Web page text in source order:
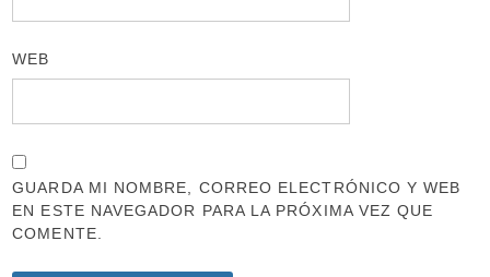
WEB
GUARDA MI NOMBRE, CORREO ELECTRÓNICO Y WEB
EN ESTE NAVEGADOR PARA LA PRÓXIMA VEZ QUE
COMENTE.